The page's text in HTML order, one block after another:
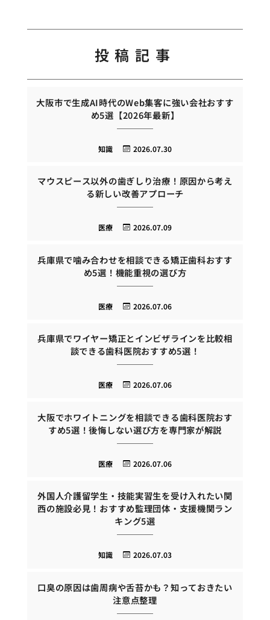
投稿記事
大阪市で生成AI時代のWeb集客に強い会社おすす
め5選【2026年最新】
2026.07.30
知識
マウスピース以外の歯ぎしり治療！原因から考え
る新しい改善アプローチ
2026.07.09
医療
兵庫県で噛み合わせを相談できる矯正歯科おすす
め5選！機能重視の選び方
2026.07.06
医療
兵庫県でワイヤー矯正とインビザラインを比較相
談できる歯科医院おすすめ5選！
2026.07.06
医療
大阪でホワイトニングを相談できる歯科医院おす
すめ5選！後悔しない選び方を専門家が解説
2026.07.06
医療
外国人介護留学生・技能実習生を受け入れたい関
西の施設必見！おすすめ監理団体・支援機関ラン
キング5選
2026.07.03
知識
口臭の原因は歯周病や舌苔かも？知っておきたい
注意点整理